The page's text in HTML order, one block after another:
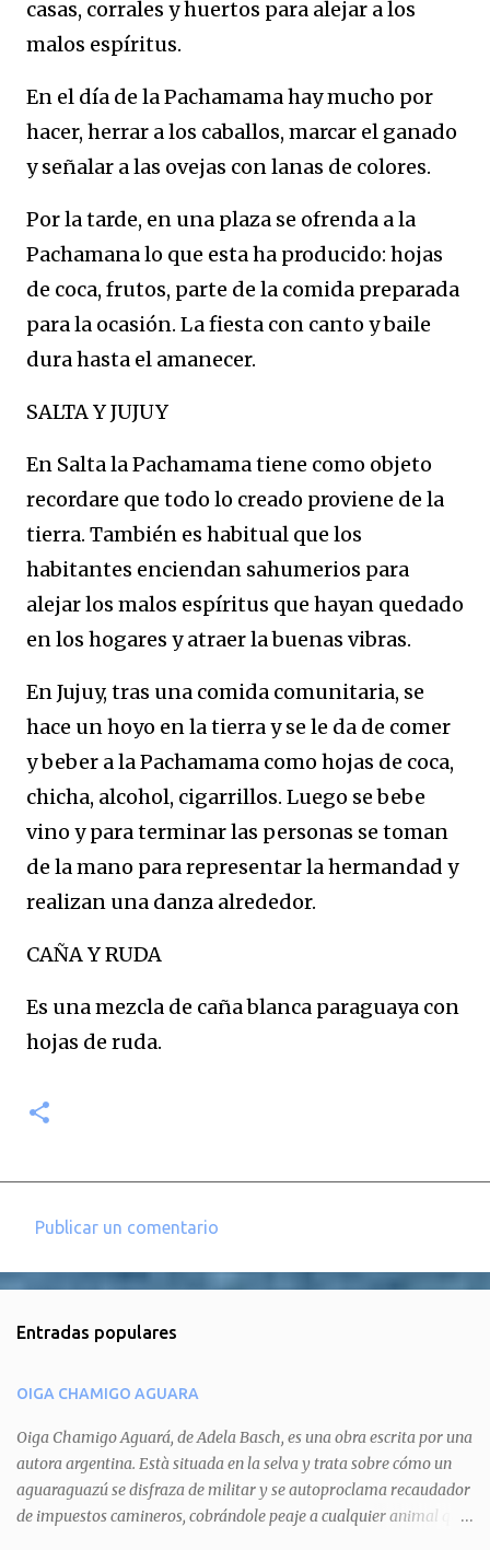
casas, corrales y huertos para alejar a los
malos espíritus.
En el día de la Pachamama hay mucho por
hacer, herrar a los caballos, marcar el ganado
y señalar a las ovejas con lanas de colores.
Por la tarde, en una plaza se ofrenda a la
Pachamana lo que esta ha producido: hojas
de coca, frutos, parte de la comida preparada
para la ocasión. La fiesta con canto y baile
dura hasta el amanecer.
SALTA Y JUJUY
En Salta la Pachamama tiene como objeto
recordare que todo lo creado proviene de la
tierra. También es habitual que los
habitantes enciendan sahumerios para
alejar los malos espíritus que hayan quedado
en los hogares y atraer la buenas vibras.
En Jujuy, tras una comida comunitaria, se
hace un hoyo en la tierra y se le da de comer
y beber a la Pachamama como hojas de coca,
chicha, alcohol, cigarrillos. Luego se bebe
vino y para terminar las personas se toman
de la mano para representar la hermandad y
realizan una danza alrededor.
CAÑA Y RUDA
Es una mezcla de caña blanca paraguaya con
hojas de ruda.
e
t
a
r
i
o
Publicar un comentario
Entradas populares
OIGA CHAMIGO AGUARA
Oiga Chamigo Aguará, de Adela Basch, es una obra escrita por una
autora argentina. Està situada en la selva y trata sobre cómo un
aguaraguazú se disfraza de militar y se autoproclama recaudador
de impuestos camineros, cobrándole peaje a cualquier animal que